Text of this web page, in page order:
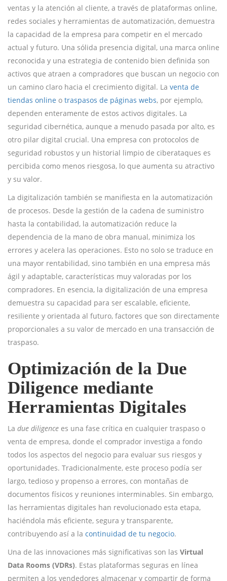
ventas y la atención al cliente, a través de plataformas online,
redes sociales y herramientas de automatización, demuestra
la capacidad de la empresa para competir en el mercado
actual y futuro. Una sólida presencia digital, una marca online
reconocida y una estrategia de contenido bien definida son
activos que atraen a compradores que buscan un negocio con
un camino claro hacia el crecimiento digital. La venta de
tiendas online o traspasos de páginas webs, por ejemplo,
dependen enteramente de estos activos digitales. La
seguridad cibernética, aunque a menudo pasada por alto, es
otro pilar digital crucial. Una empresa con protocolos de
seguridad robustos y un historial limpio de ciberataques es
percibida como menos riesgosa, lo que aumenta su atractivo
y su valor.
La digitalización también se manifiesta en la automatización
de procesos. Desde la gestión de la cadena de suministro
hasta la contabilidad, la automatización reduce la
dependencia de la mano de obra manual, minimiza los
errores y acelera las operaciones. Esto no solo se traduce en
una mayor rentabilidad, sino también en una empresa más
ágil y adaptable, características muy valoradas por los
compradores. En esencia, la digitalización de una empresa
demuestra su capacidad para ser escalable, eficiente,
resiliente y orientada al futuro, factores que son directamente
proporcionales a su valor de mercado en una transacción de
traspaso.
Optimización de la Due
Diligence mediante
Herramientas Digitales
La due diligence es una fase crítica en cualquier traspaso o
venta de empresa, donde el comprador investiga a fondo
todos los aspectos del negocio para evaluar sus riesgos y
oportunidades. Tradicionalmente, este proceso podía ser
largo, tedioso y propenso a errores, con montañas de
documentos físicos y reuniones interminables. Sin embargo,
las herramientas digitales han revolucionado esta etapa,
haciéndola más eficiente, segura y transparente,
contribuyendo así a la continuidad de tu negocio.
Una de las innovaciones más significativas son las Virtual
Data Rooms (VDRs). Estas plataformas seguras en línea
permiten a los vendedores almacenar y compartir de forma